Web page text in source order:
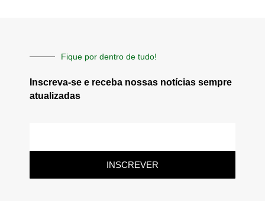
Fique por dentro de tudo!
Inscreva-se e receba nossas notícias sempre
atualizadas
INSCREVER